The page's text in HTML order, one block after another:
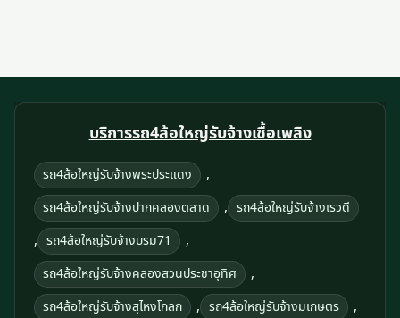
บริการรถ4ล้อใหญ่รับจ้างเชื้อเพลิง
รถ4ล้อใหญ่รับจ้างพระประแดง ,
รถ4ล้อใหญ่รับจ้างปากคลองตลาด , รถ4ล้อใหญ่รับจ้างเรวดี
, รถ4ล้อใหญ่รับจ้างบรม71 ,
รถ4ล้อใหญ่รับจ้างคลองสวนประชาอุทิศ ,
รถ4ล้อใหญ่รับจ้างสุไหงโกลก , รถ4ล้อใหญ่รับจ้างมเกษตร ,